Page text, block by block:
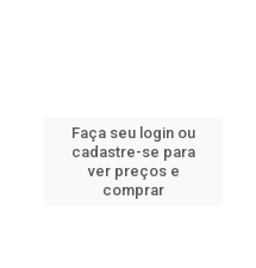
Faça seu login ou
cadastre-se para
ver preços e
comprar